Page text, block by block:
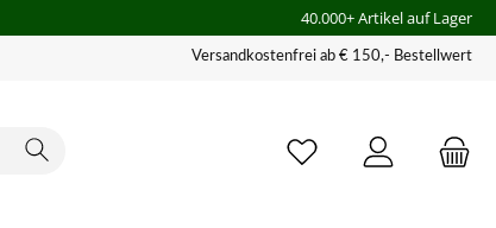
40.000+ Artikel auf Lager
Versandkostenfrei ab € 150,- Bestellwert